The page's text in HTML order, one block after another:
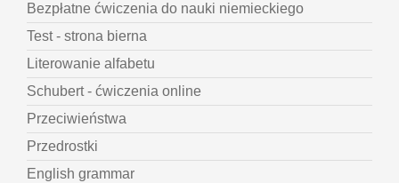
Bezpłatne ćwiczenia do nauki niemieckiego
Test - strona bierna
Literowanie alfabetu
Schubert - ćwiczenia online
Przeciwieństwa
Przedrostki
English grammar